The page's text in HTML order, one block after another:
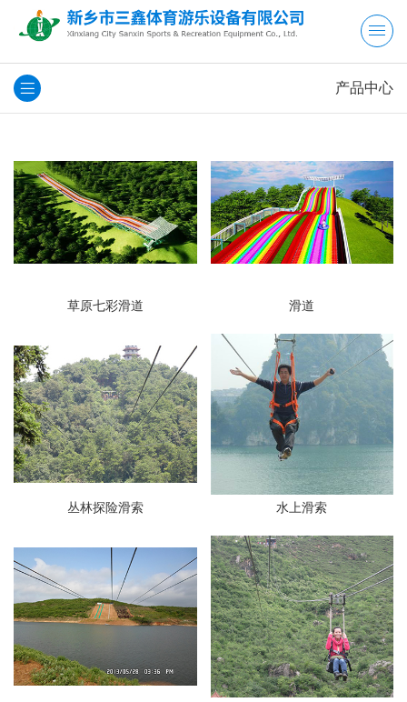
产品中心
草原七彩滑道 滑道
丛林探险滑索 水上滑索